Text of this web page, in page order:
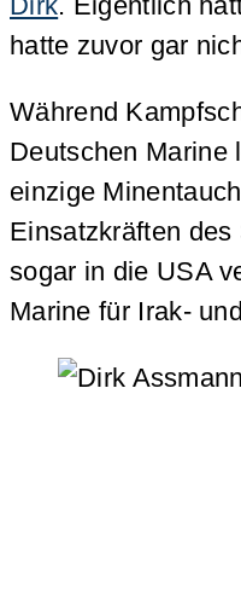
hatte zuvor gar
Während
Deutschen Marine
einzige
Einsatzkräften
sogar in die USA
Marine für Irak-